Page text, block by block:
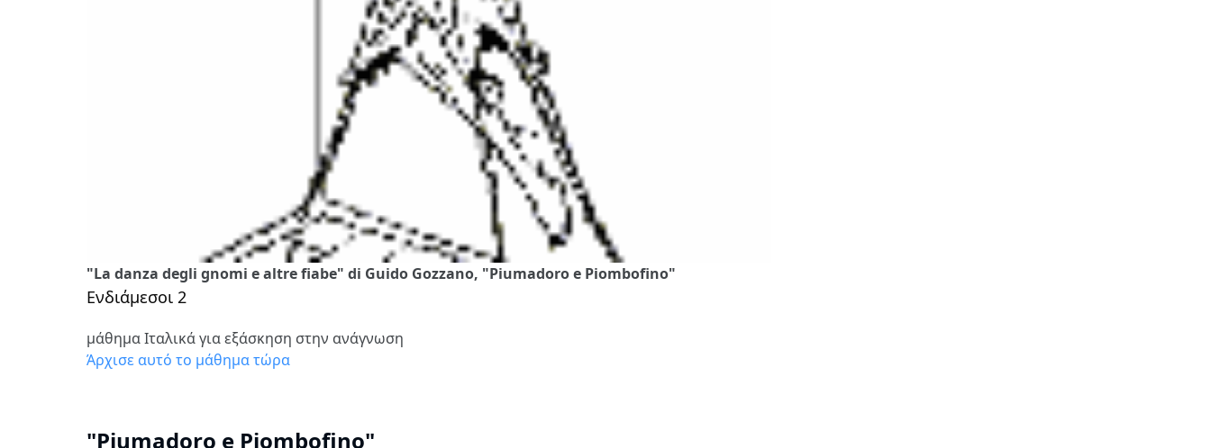
"La danza degli gnomi e altre fiabe" di Guido Gozzano, "Piumadoro e Piombofino"
Ενδιάμεσοι 2
μάθημα Ιταλικά για εξάσκηση στην ανάγνωση
Άρχισε αυτό το μάθημα τώρα
"Piumadoro e Piombofino"